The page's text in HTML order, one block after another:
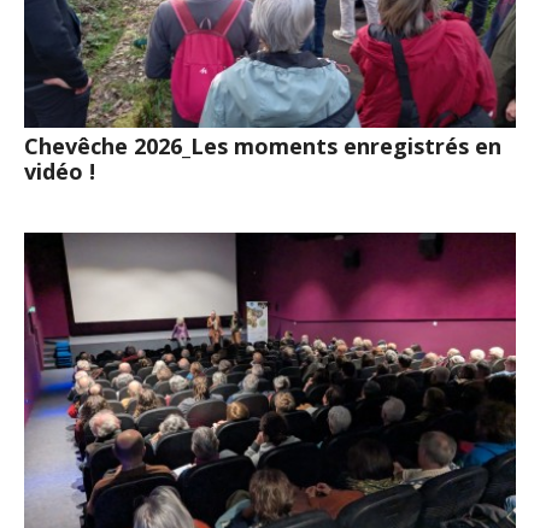
Chevêche 2026_Les moments enregistrés en
vidéo !